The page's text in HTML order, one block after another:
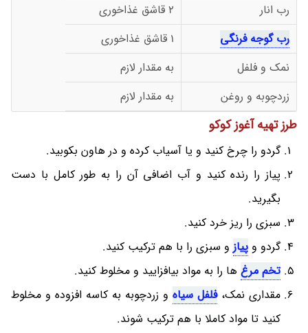
رب انار
2 قاشق غذاخوری
رب گوجه فرنگی
1 قاشق غذاخوری
نمک و فلفل
به مقدار لازم
زردچوبه و روغن
به مقدار لازم
طرز تهیه آغوز کوکو
گردو را چرخ کنید و یا آسیاب کرده و در هاون بکوبید.
پیاز را رنده کنید و آب اضافی آن را به طور کامل با دست
بگیرید.
سبزی را ریز خرد کنید.
گردو و پیاز و سبزی را با هم ترکیب کنید.
تخم مرغ ها را به مواد بیافزایید و مخلوط کنید.
مقداری نمک،فلفل سیاه و زردچوبه به کاسه افزوده و مخلوط
کنید تا مواد کاملا با هم ترکیب شوند.